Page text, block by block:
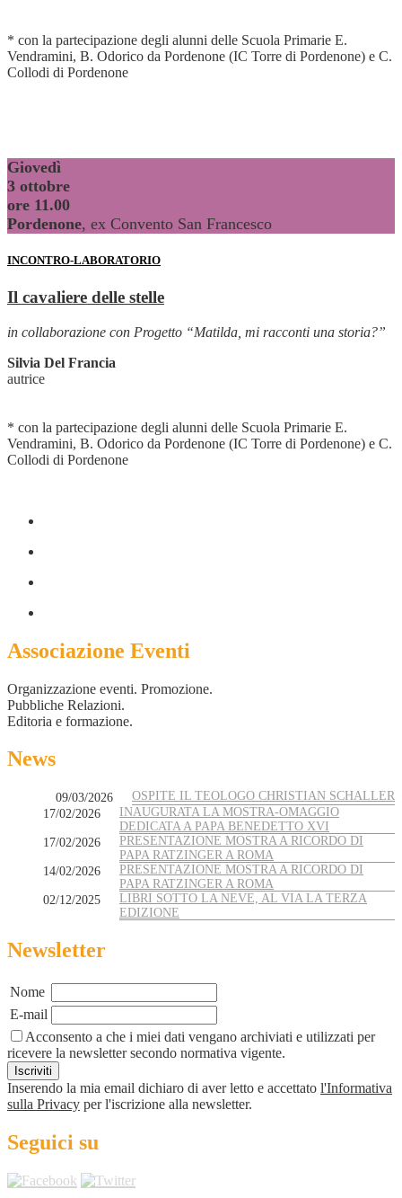
* con la partecipazione degli alunni delle Scuola Primarie E.
Vendramini, B. Odorico da Pordenone (IC Torre di Pordenone) e C.
Collodi di Pordenone
Giovedì
3 ottobre
ore 11.00
Pordenone, ex Convento San Francesco
INCONTRO-LABORATORIO
Il cavaliere delle stelle
in collaborazione con Progetto “Matilda, mi racconti una storia?”
Silvia Del Francia
autrice
* con la partecipazione degli alunni delle Scuola Primarie E.
Vendramini, B. Odorico da Pordenone (IC Torre di Pordenone) e C.
Collodi di Pordenone
Associazione Eventi
Organizzazione eventi. Promozione.
Pubbliche Relazioni.
Editoria e formazione.
News
OSPITE IL TEOLOGO CHRISTIAN SCHALLER
09/03/2026
INAUGURATA LA MOSTRA-OMAGGIO
DEDICATA A PAPA BENEDETTO XVI
17/02/2026
PRESENTAZIONE MOSTRA A RICORDO DI
PAPA RATZINGER A ROMA
17/02/2026
PRESENTAZIONE MOSTRA A RICORDO DI
PAPA RATZINGER A ROMA
14/02/2026
LIBRI SOTTO LA NEVE, AL VIA LA TERZA
EDIZIONE
02/12/2025
Newsletter
Nome
E-mail
Acconsento a che i miei dati vengano archiviati e utilizzati per
ricevere la newsletter secondo normativa vigente.
Inserendo la mia email dichiaro di aver letto e accettato l'Informativa
sulla Privacy per l'iscrizione alla newsletter.
Seguici su